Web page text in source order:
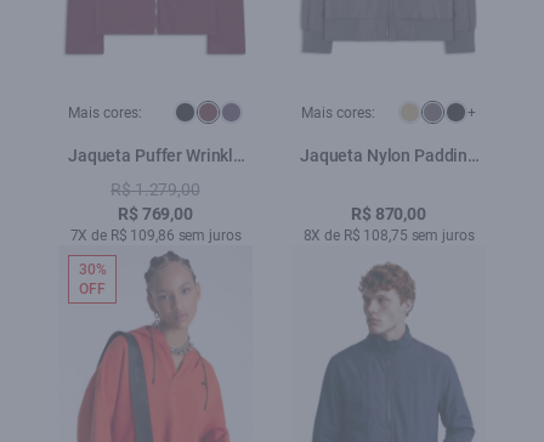
Mais cores:
Jaqueta Puffer Wrinkle
Ellus Bordeaux
R$ 1.279,00
R$ 769,00
7X de R$ 109,86 sem juros
Mais cores: +
Jaqueta Nylon Padding
R$ 870,00
8X de R$ 108,75 sem juros
30%
OFF